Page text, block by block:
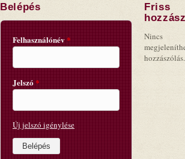
Belépés
Felhasználónév*
Jelszó*
Új jelszó igénylése
Friss
Nincs
hozzászólás.